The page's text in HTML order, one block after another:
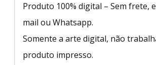
Produto 100% digital – Sem frete,
mail ou Whatsapp.
Somente a arte digital, não
produto impresso.